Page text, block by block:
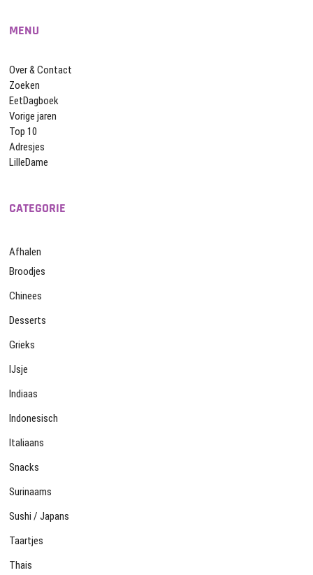
MENU
Over & Contact
Zoeken
EetDagboek
Vorige jaren
Top 10
Adresjes
LilleDame
CATEGORIE
Afhalen
Broodjes
Chinees
Desserts
Grieks
IJsje
Indiaas
Indonesisch
Italiaans
Snacks
Surinaams
Sushi / Japans
Taartjes
Thais